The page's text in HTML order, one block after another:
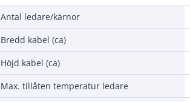
Antal ledare/kärnor
Bredd kabel (ca)
Höjd kabel (ca)
Max. tillåten temperatur ledare